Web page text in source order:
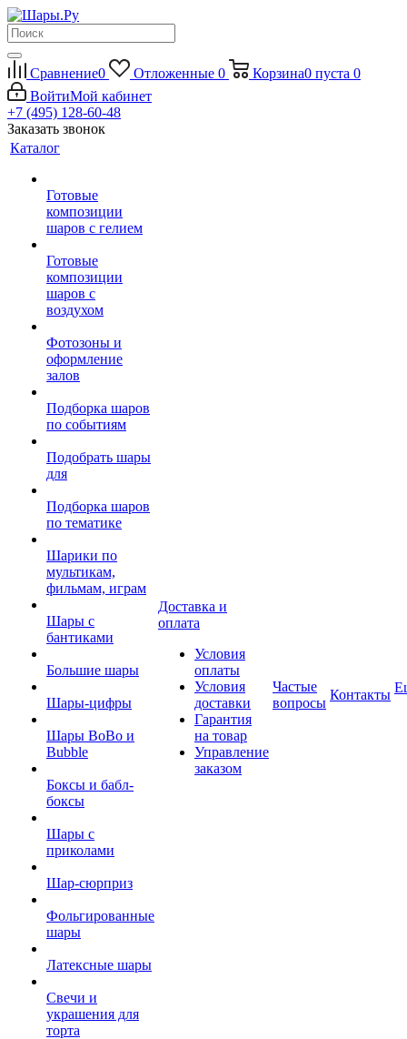
Сравнение0 Отложенные 0 Корзина0 пуста 0
ВойтиМой кабинет
+7 (495) 128-60-48
Заказать звонок
Каталог
Готовые
композиции
шаров с гелием
Готовые
композиции
шаров с
воздухом
Фотозоны и
оформление
залов
Подборка шаров
по событиям
Подобрать шары
для
Подборка шаров
по тематике
Шарики по
мультикам,
фильмам, играм
Шары с
бантиками
Большие шары
Шары-цифры
Шары BoBo и
Bubble
Боксы и бабл-
боксы
Шары с
приколами
Шар-сюрприз
Фольгированные
шары
Латексные шары
Свечи и
украшения для
торта
Доставка и
оплата
Условия
оплаты
Условия
доставки
Гарантия
на товар
Управление
заказом
Частые
вопросы
Контакты